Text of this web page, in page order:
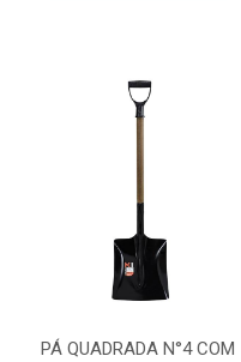
PÁ QUADRADA N°4 COM